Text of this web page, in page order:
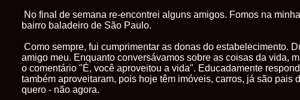
No final de semana re-encontrei alguns amigos. Fomos na
bairro baladeiro de São Paulo.
Como sempre, fui cumprimentar as donas do estabelecimento.
amigo meu. Enquanto conversávamos sobre as coisas da vida,
o comentário "É, você aproveitou a vida". Educadamente
também aproveitaram, pois hoje têm imóveis, carros, já são
quero - não agora.